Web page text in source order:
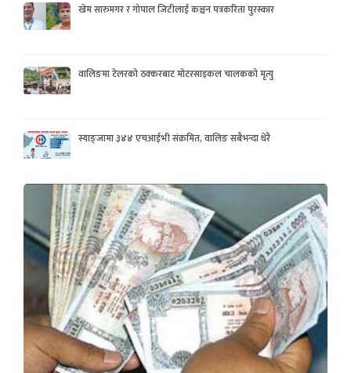
खेम सारुमगर र गोपाल जिटीलाई कञ्चन पत्रकरिता पुरस्कार
वालिङमा टेलरको ठक्करबाट मोटरसाइकल चालकको मृत्यु
स्याङ्जामा ३४४ एचआईभी संक्रमित, वालिङ सबैभन्दा धेरै